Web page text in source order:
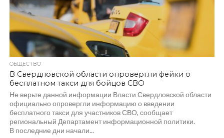
ОБЩЕСТВО
В Свердловской области опровергли фейки о
бесплатном такси для бойцов СВО
Не верьте данной информации Власти Свердловской области
официально опровергли информацию о введении
бесплатного такси для участников СВО, сообщает
региональный Департамент информационной политики.
В последние дни начали...